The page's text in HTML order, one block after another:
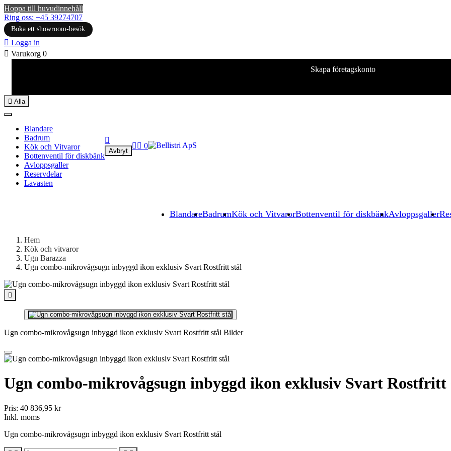
Hoppa till huvudinnehåll
Ring oss: +45 39274707
Boka ett showroom-besök
 Logga in
 Varukorg 0
Skapa företagskonto
BlandareBadrumKök och VitvarorBottenventil för diskbänkAvloppsgaller
 Alla
Blandare
Badrum
Kök och Vitvaror
Bottenventil för diskbänk
Avloppsgaller
Reservdelar
Lavasten

Avbryt
  0
Hem
Kök och vitvaror
Ugn Barazza
Ugn combo-mikrovågsugn inbyggd ikon exklusiv Svart Rostfritt stål

Ugn combo-mikrovågsugn inbyggd ikon exklusiv Svart Rostfritt stål Bilder
Ugn combo-mikrovågsugn inbyggd ikon exklusiv Svart Rostfritt
Pris: 40 836,95 kr
Inkl. moms
Ugn combo-mikrovågsugn inbyggd ikon exklusiv Svart Rostfritt stål